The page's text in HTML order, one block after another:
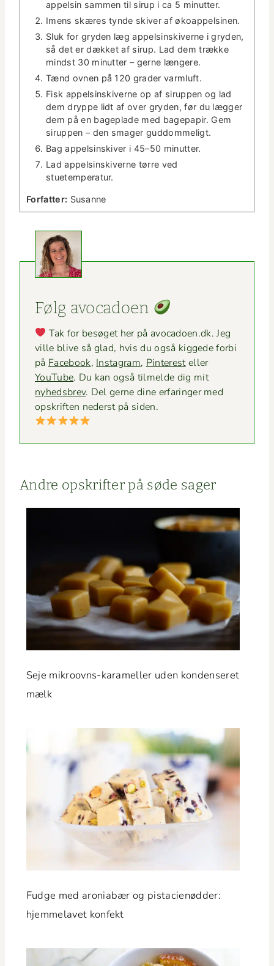
appelsin sam­men til sirup i ca 5 minutter.
Imens skæres tyn­de skiv­er af økoappelsinen.
Sluk for gry­den læg appelsin­skiverne i gry­den,
så det er dækket af sirup. Lad dem trække
mindst 30 min­ut­ter – gerne længere.
Tænd ovnen på 120 grad­er varmluft.
Fisk appelsin­skiverne op af sirup­pen og lad
dem dryppe lidt af over gry­den, før du læg­ger
dem på en bage­plade med bagepa­pir. Gem
sirup­pen – den smager guddommeligt.
Bag appelsin­skiv­er i 45–50 minutter.
Lad appelsin­skiverne tørre ved
stuetemperatur.
For­fat­ter: Susanne
Følg avo­ca­doen
Tak for besøget her på avocadoen.dk. Jeg
ville blive så glad, hvis du også kiggede for­bi
på Face­book, Insta­gram, Pin­ter­esteller
YouTube. Du kan også tilmelde dig mit
nyheds­brev. Del gerne dine erfaringer med
opskriften ned­er­st på siden.
Andre opskrifter på søde sager
Seje mikroovns-karameller uden kon­denseret
mælk
Fudge med aro­ni­abær og pista­cienød­der:
hjem­melavet konfekt